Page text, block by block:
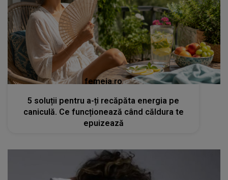
femeia.ro
5 soluții pentru a-ți recăpăta energia pe
caniculă. Ce funcționează când căldura te
epuizează